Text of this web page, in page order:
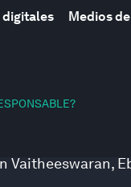
digitales Medios
Vaitheeswaran,